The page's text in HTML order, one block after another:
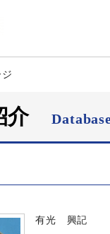
介
有光 興記